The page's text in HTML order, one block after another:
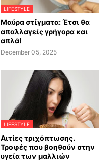
LIFESTYLE
Μαύρα στίγματα: Έτσι θα
απαλλαγείς γρήγορα και
απλά!
December 05, 2025
LIFESTYLE
Αιτίες τριχόπτωσης.
Τροφές που βοηθούν στην
υγεία των μαλλιών